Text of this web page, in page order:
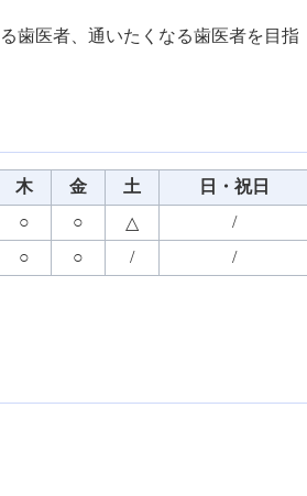
歯医者、通いたくなる歯医者を目指
木 金 土
日・祝日
○ ○ △
/
○ ○ /
/